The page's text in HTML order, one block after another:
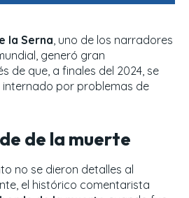
la Serna , uno de los narradores
generó gran
de que, a finales del 2024, se
internado por problemas de
de la muerte
no se dieron detalles al
el histórico comentarista